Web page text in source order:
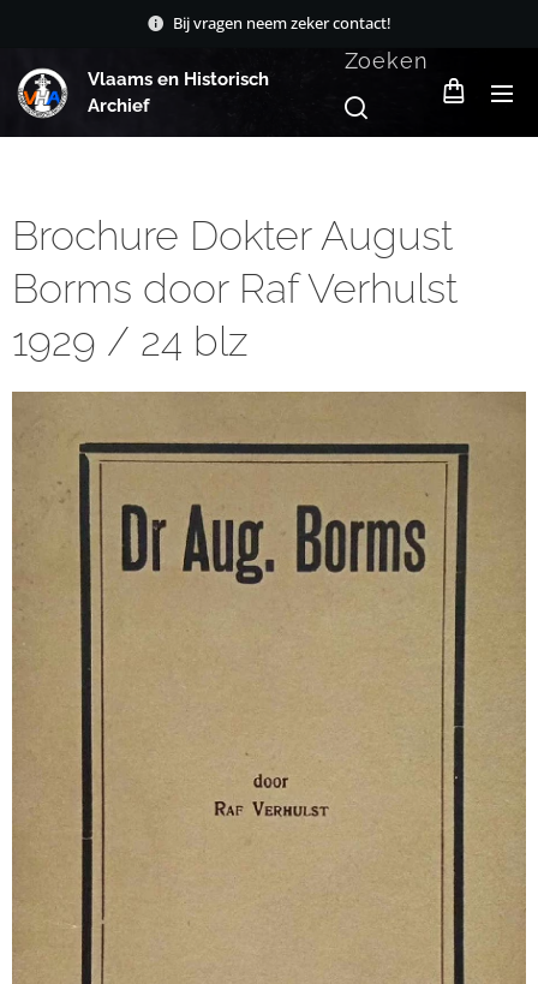
Bij vragen neem zeker contact!
Vlaams en Historisch
Archief
Zoeken
Brochure Dokter August
Borms door Raf Verhulst
1929 / 24 blz